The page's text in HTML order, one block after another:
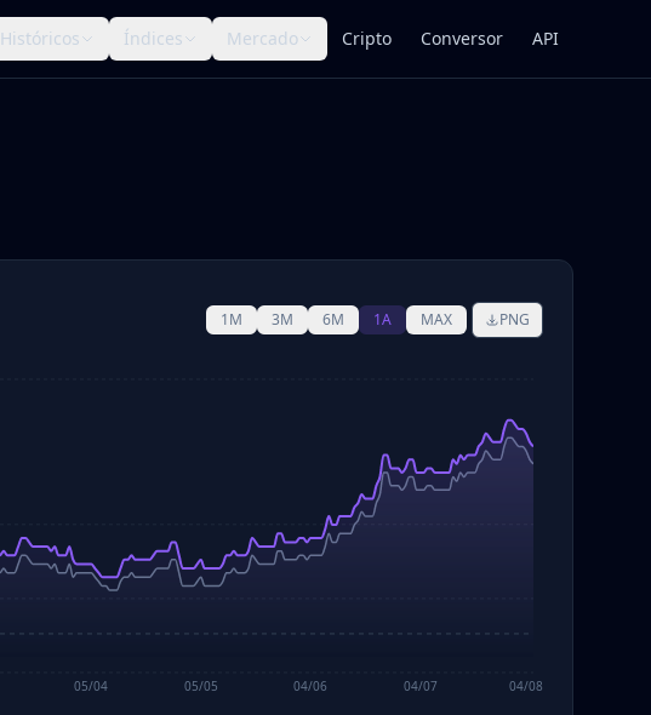
Históricos Índices Mercado Cripto Conversor API
1M 3M 6M 1A MAX PNG
05/04 05/05 04/06 04/07 04/08